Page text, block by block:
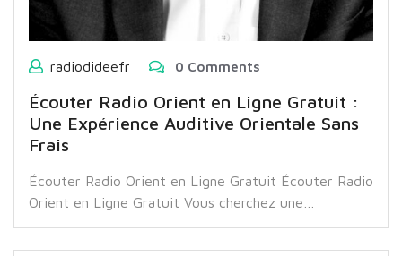
radiodideefr 0 Comments
Écouter Radio Orient en Ligne Gratuit :
Une Expérience Auditive Orientale Sans
Frais
Écouter Radio Orient en Ligne Gratuit Écouter Radio
Orient en Ligne Gratuit Vous cherchez une…